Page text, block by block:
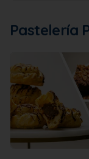
Pastelería